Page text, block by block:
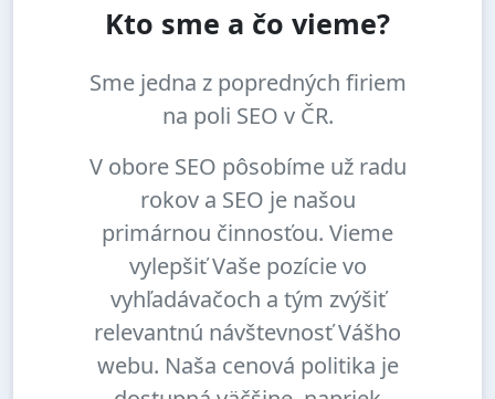
Kto sme a čo vieme?
Sme jedna z popredných firiem
na poli SEO v ČR.
V obore SEO pôsobíme už radu
rokov a SEO je našou
primárnou činnosťou. Vieme
vylepšiť Vaše pozície vo
vyhľadávačoch a tým zvýšiť
relevantnú návštevnosť Vášho
webu. Naša cenová politika je